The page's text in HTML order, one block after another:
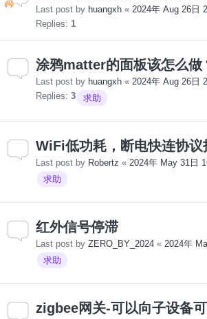
Last post by huangxh « 2024年 Aug 26日
Replies: 1
涂鸦matter的面板该怎么做
Last post by huangxh « 2024年 Aug 26日
Replies: 3 求助
WiFi低功耗，断电快连协议
Last post by Robertz « 2024年 May 31日
求助
红外信号停滞
Last post by ZERO_BY_2024 « 2024年
求助
zigbee网关-可以向子设备